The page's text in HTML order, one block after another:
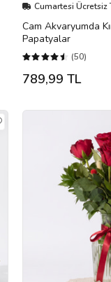
Cumartesi Ücretsiz
Cam Akvaryumda
Papatyalar
(50)
789,99 TL